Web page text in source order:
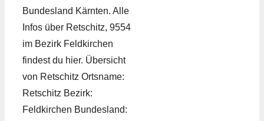
Bundesland Kärnten. Alle
Infos über Retschitz, 9554
im Bezirk Feldkirchen
findest du hier. Übersicht
von Retschitz Ortsname:
Retschitz Bezirk:
Feldkirchen Bundesland: